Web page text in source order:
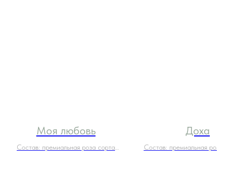
Моя любовь
Состав: премиальная роза сорта
Доха
Состав: премиальная роза